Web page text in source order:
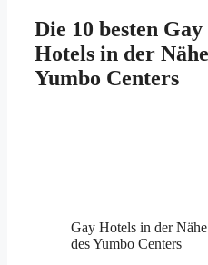
Die 10 besten Gay
Hotels in der
Yumbo Centers
Gay Hotels in der Nähe
des Yumbo Centers